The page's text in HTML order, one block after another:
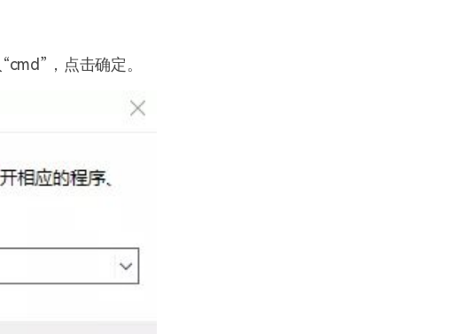
“cmd” ，点击确定。